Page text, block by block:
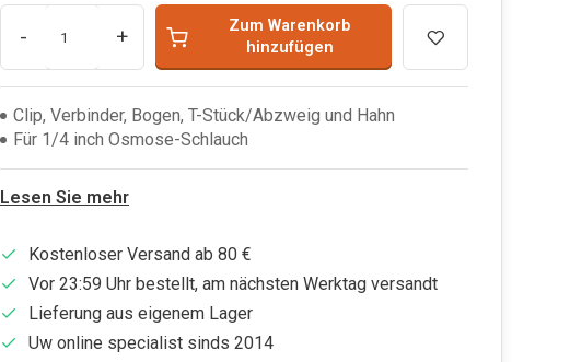
- +
Zum Warenkorb
hinzufügen
Clip, Verbinder, Bogen, T-Stück/Abzweig und Hahn
Für 1/4 inch Osmose-Schlauch
Lesen Sie mehr
Kostenloser Versand ab 80 €
Vor 23:59 Uhr bestellt, am nächsten Werktag versandt
Lieferung aus eigenem Lager
Uw online specialist sinds 2014